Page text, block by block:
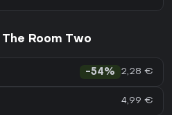
Room Two
-54% 2,28 €
4,99 €